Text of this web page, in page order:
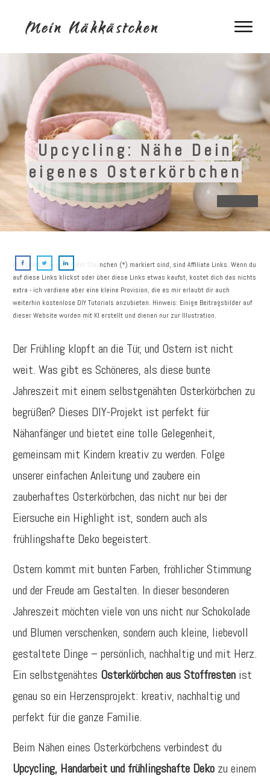
Upcycling: Nähe Dein
eigenes Osterkörbchen
Alle Links, die mit einem Sternchen (*) markiert sind, sind Affiliate Links. Wenn du
auf diese Links klickst oder über diese Links etwas kaufst, kostet dich das nichts
extra - ich verdiene aber eine kleine Provision, die es mir erlaubt dir auch
weiterhin kostenlose DIY Tutorials anzubieten. Hinweis: Einige Beitragsbilder auf
dieser Website wurden mit KI erstellt und dienen nur zur Illustration.
Der Frühling klopft an die Tür, und Ostern ist nicht
weit. Was gibt es Schöneres, als diese bunte
Jahreszeit mit einem selbstgenähten Osterkörbchen zu
begrüßen? Dieses DIY-Projekt ist perfekt für
Nähanfänger und bietet eine tolle Gelegenheit,
gemeinsam mit Kindern kreativ zu werden. Folge
unserer einfachen Anleitung und zaubere ein
zauberhaftes Osterkörbchen, das nicht nur bei der
Eiersuche ein Highlight ist, sondern auch als
frühlingshafte Deko begeistert.
Ostern kommt mit bunten Farben, fröhlicher Stimmung
und der Freude am Gestalten. In dieser besonderen
Jahreszeit möchten viele von uns nicht nur Schokolade
und Blumen verschenken, sondern auch kleine, liebevoll
gestaltete Dinge – persönlich, nachhaltig und mit Herz.
Ein selbstgenähtes Osterkörbchen aus Stoffresten ist
genau so ein Herzensprojekt: kreativ, nachhaltig und
perfekt für die ganze Familie.
Beim Nähen eines Osterkörbchens verbindest du
Upcycling, Handarbeit und frühlingshafte Deko zu einem